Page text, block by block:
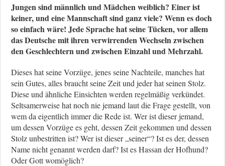
Jungen sind männlich und Mädchen weiblich? Einer ist
keiner, und eine Mannschaft sind ganz viele? Wenn es doch
so einfach wäre! Jede Sprache hat seine Tücken, vor allem
das Deutsche mit ihren verwirrenden Wechseln zwischen
den Geschlechtern und zwischen Einzahl und Mehrzahl.
Dieses hat seine Vorzüge, jenes seine Nachteile, manches hat
sein Gutes, alles braucht seine Zeit und jeder hat seinen Stolz.
Diese und ähnliche Einsichten werden regelmäßig verkündet.
Seltsamerweise hat noch nie jemand laut die Frage gestellt, von
wem da eigentlich immer die Rede ist. Wer ist dieser jemand,
um dessen Vorzüge es geht, dessen Zeit gekommen und dessen
Stolz unbestritten ist? Wer ist dieser „seiner“? Ist es der, dessen
Name nicht genannt werden darf? Ist es Hassan der Hofhund?
Oder Gott womöglich?